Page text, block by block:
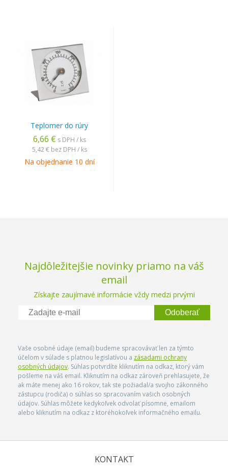
Teplomer do rúry
6,66 € s DPH / ks
5,42 € bez DPH / ks
Na objednanie 10 dní
Najdôležitejšie novinky priamo na váš
email
Získajte zaujímavé informácie vždy medzi prvými
Odoberať
Vaše osobné údaje (email) budeme spracovávať len za týmto
účelom v súlade s platnou legislatívou a zásadami ochrany
osobných údajov. Súhlas potvrdíte kliknutím na odkaz, ktorý vám
pošleme na váš email. Kliknutím na odkaz zároveň prehlasujete, že
ak máte menej ako 16 rokov, tak ste požiadal/a svojho zákonného
zástupcu (rodiča) o súhlas so spracovaním vašich osobných
údajov. Súhlas môžete kedykoľvek odvolať písomne, emailom
alebo kliknutím na odkaz z ktoréhokoľvek informačného emailu.
KONTAKT